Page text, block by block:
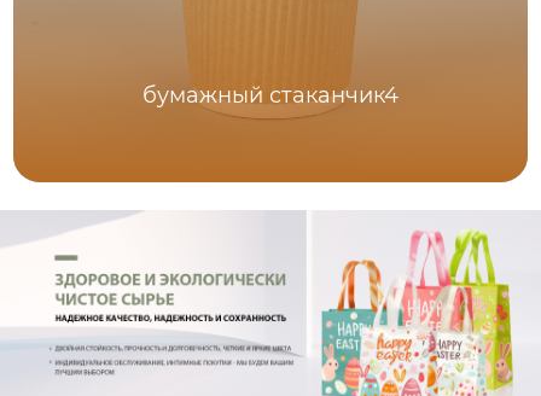
бумажный стаканчик4